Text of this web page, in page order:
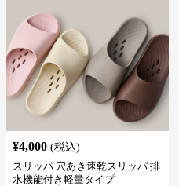
¥4,000 (税込)
スリッパ 穴あき速乾スリッパ 排
水機能付き軽量タイプ